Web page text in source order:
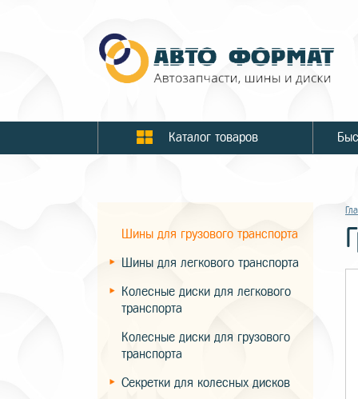
Каталог товаров
Шины для грузового транспорта
Шины для легкового транспорта
Колесные диски для легкового
транспорта
Колесные диски для грузового
транспорта
Секретки для колесных дисков